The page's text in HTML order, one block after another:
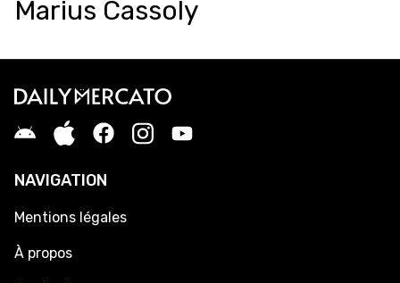
Marius Cassoly
NAVIGATION
Mentions légales
À propos